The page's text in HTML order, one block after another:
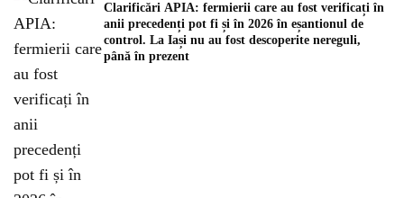
Clarificări APIA: fermierii care au fost verificați în
anii precedenți pot fi și în 2026 în eșantionul de
control. La Iași nu au fost descoperite nereguli,
până în prezent